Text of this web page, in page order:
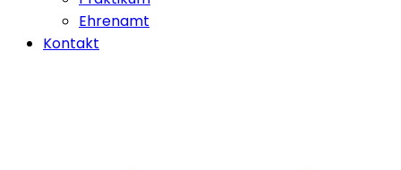
Ehrenamt
Kontakt